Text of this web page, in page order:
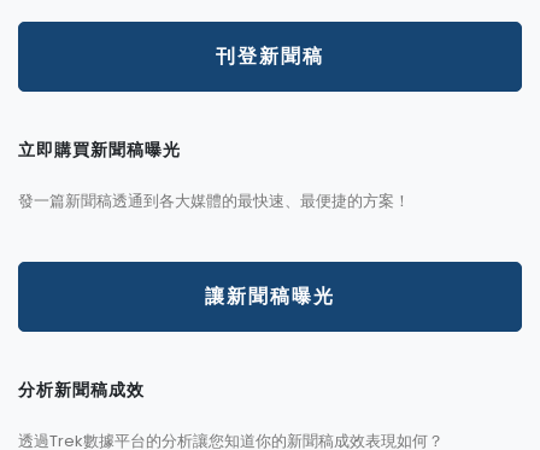
刊登新聞稿
立即購買新聞稿曝光
發一篇新聞稿透通到各大媒體的最快速、最便捷的方案！
讓新聞稿曝光
分析新聞稿成效
透過Trek數據平台的分析讓您知道你的新聞稿成效表現如何？